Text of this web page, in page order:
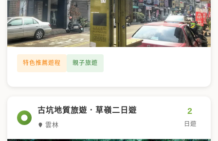
特色推薦遊程 親子旅遊
古坑地質旅遊．草嶺二日遊
雲林
2
日遊